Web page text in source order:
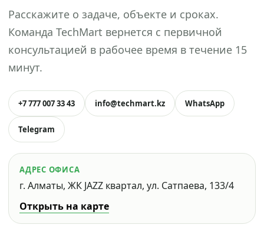
Расскажите о задаче, объекте и сроках.
Команда TechMart вернется с первичной
консультацией в рабочее время в течение 15
минут.
+7 777 007 33 43 info@techmart.kz WhatsApp
Telegram
АДРЕС ОФИСА
г. Алматы, ЖК JAZZ квартал, ул. Сатпаева, 133/4
Открыть на карте